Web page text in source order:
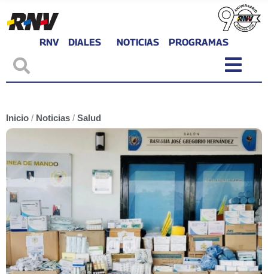
RNV DIALES NOTICIAS PROGRAMAS
Inicio / Noticias / Salud